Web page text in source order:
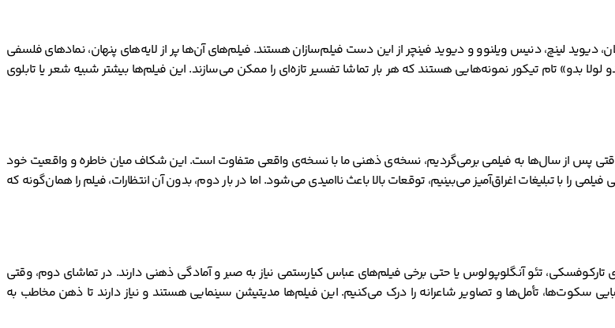
دیوید لینچ، دنیس ویلنوو و دیوید فینچر از این دست فیلم‌سازان هستند. فیلم‌های آن‌ها پر از لایه‌های پنهان، نمادهای فلسفی
لولا بدو» تام تیکور نمونه‌هایی هستند که هر بار تماشا تفسیر تازه‌ای را ممکن می‌سازند. این فیلم‌ها بیشتر شبیه شعر یا تابلوی
پس از سال‌ها به فیلمی برمی‌گردیم، نسخه‌ی ذهنی ما با نسخه‌ی واقعی متفاوت است. این شکاف میان خاطره و واقعیت خود
را با تبلیغات اغراق‌آمیز می‌بینیم، توقعات بالا باعث ناامیدی می‌شود. اما در بار دوم، بدون آن انتظارات، فیلم را همان‌گونه که
تارکوفسکی، تئو آنگلوپولوس یا حتی برخی فیلم‌های عباس کیارستمی نیاز به صبر و آمادگی ذهنی دارند. در تماشای دوم، وقتی
سکوت‌ها، تأمل‌ها و تصاویر شاعرانه را درک می‌کنیم. این فیلم‌ها مدیتیشن سینمایی هستند و نیاز دارند تا ذهن مخاطب به